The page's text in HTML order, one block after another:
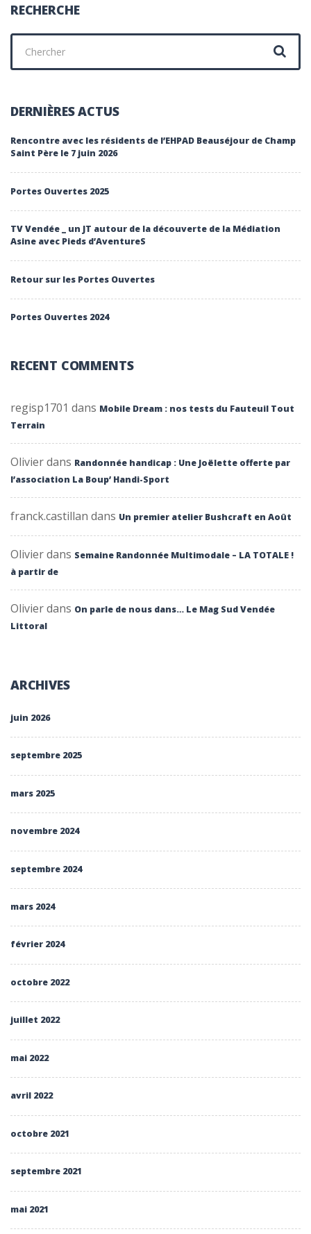
RECHERCHE
DERNIÈRES ACTUS
Rencontre avec les résidents de l’EHPAD Beauséjour de Champ
Saint Père le 7 juin 2026
Portes Ouvertes 2025
TV Vendée _ un JT autour de la découverte de la Médiation
Asine avec Pieds d’AventureS
Retour sur les Portes Ouvertes
Portes Ouvertes 2024
RECENT COMMENTS
regisp1701 dans Mobile Dream : nos tests du Fauteuil Tout
Terrain
Olivierdans Randonnée handicap : Une Joëlette offerte par
l’association La Boup’ Handi-Sport
franck.castillan dans Un premier atelier Bushcraft en Août
Olivierdans Semaine Randonnée Multimodale – LA TOTALE !
à partir de
Olivierdans On parle de nous dans… Le Mag Sud Vendée
Littoral
ARCHIVES
juin 2026
septembre 2025
mars 2025
novembre 2024
septembre 2024
mars 2024
février 2024
octobre 2022
juillet 2022
mai 2022
avril 2022
octobre 2021
septembre 2021
mai 2021